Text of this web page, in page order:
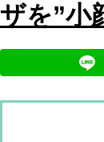
ザを”小